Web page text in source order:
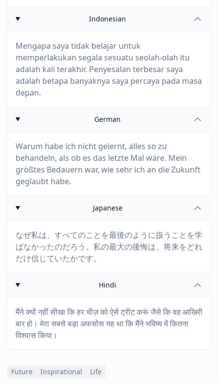
Indonesian
Mengapa saya tidak belajar untuk
memperlakukan segala sesuatu seolah-olah itu
adalah kali terakhir. Penyesalan terbesar saya
adalah betapa banyaknya saya percaya pada masa
depan.
German
Warum habe ich nicht gelernt, alles so zu
behandeln, als ob es das letzte Mal wäre. Mein
größtes Bedauern war, wie sehr ich an die Zukunft
geglaubt habe.
Japanese
なぜ私は、すべてのことを最後のように扱うことを学
ばなかったのだろう。私の最大の後悔は、将来をどれ
だけ信じていたかです。
Hindi
मैंने क्यों नहीं सीखा कि हर चीज़ को ऐसे ट्रीट करूं जैसे कि वह आखिरी
बार हो। मेरा सबसे बड़ा अफसोस यह था कि मैंने भविष्य में कितना
विश्वास किया।
Future Inspirational Life